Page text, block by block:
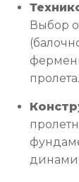
Выбор
пролета.